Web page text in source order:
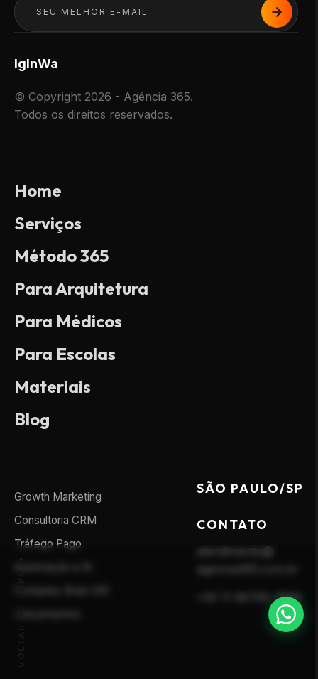
VOLTAR AO TOPO
IgInWa
© Copyright 2026 - Agência 365.
Todos os direitos reservados.
Home
Serviços
Método 365
Para Arquitetura
Para Médicos
Para Escolas
Materiais
Blog
Growth Marketing
Consultoria CRM
Tráfego Pago
SÃO PAULO/SP
CONTATO
atendimento@
+55 11 96795-7593